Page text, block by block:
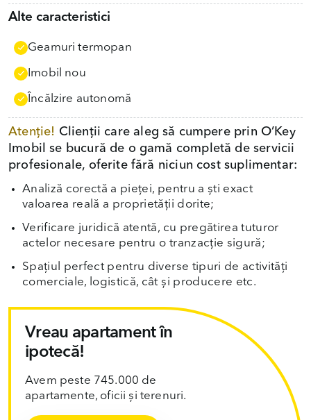
Alte caracteristici
Geamuri termopan
Imobil nou
Încălzire autonomă
Atenție! Clienții care aleg să cumpere prin O’Key
Imobil se bucură de o gamă completă de servicii
profesionale, oferite fără niciun cost suplimentar:
Analiză corectă a pieței, pentru a ști exact
valoarea reală a proprietății dorite;
Verificare juridică atentă, cu pregătirea tuturor
actelor necesare pentru o tranzacție sigură;
Spațiul perfect pentru diverse tipuri de activități
comerciale, logistică, cât și producere etc.
Vreau apartament în
ipotecă!
Avem peste 745.000 de
apartamente, oficii și terenuri.